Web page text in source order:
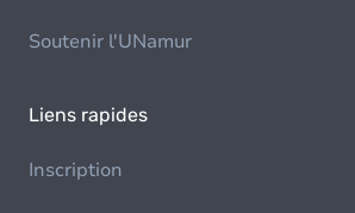
Soutenir l'UNamur
Liens rapides
Inscription